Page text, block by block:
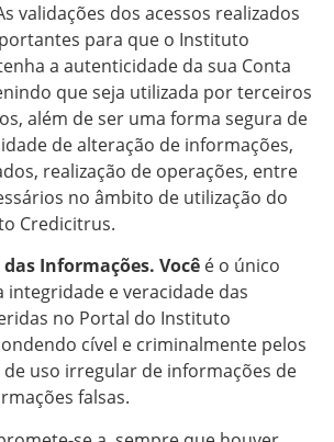
validações dos acessos realizados
para que o Instituto
a autenticidade da sua Conta
que seja utilizada por terceiros
além de ser uma forma segura de
de alteração de informações,
realização de operações, entre
no âmbito de utilização do
Credicitrus.
Informações. Você é o único
integridade e veracidade das
no Portal do Instituto
cível e criminalmente pelos
uso irregular de informações de
falsas.